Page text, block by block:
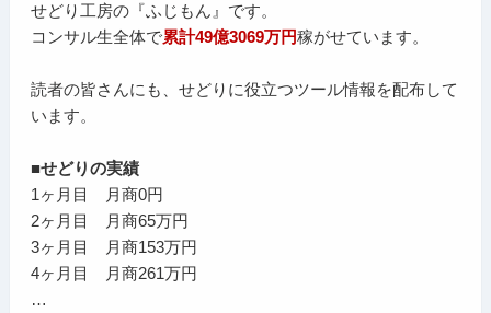
せどり工房の『ふじもん』です。
コンサル生全体で累計49億3069万円稼がせています。
読者の皆さんにも、せどりに役立つツール情報を配布して
います。
■せどりの実績
1ヶ月目 月商0円
2ヶ月目 月商65万円
3ヶ月目 月商153万円
4ヶ月目 月商261万円
…